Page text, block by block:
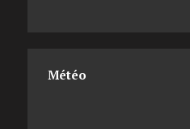
Météo